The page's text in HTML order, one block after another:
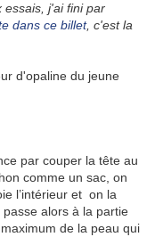
essais, j'ai fini par
dans ce billet, c'est la
d'opaline du jeune
par couper la tête au
comme un sac, on
l’intérieur et on la
alors à la partie
de la peau qui